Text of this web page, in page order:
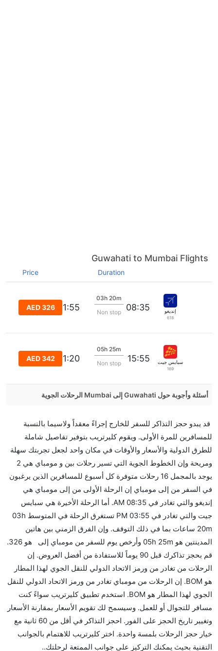
Guwahati to Mumbai Flights
Duration
Price
إنديغو
618
08:35
03h 20m
Non stop
11:55
AED 326
سبايس جيت
169
15:55
05h 25m
Non stop
21:20
AED 342
أسئلة وأجوبة حول Guwahati إلى Mumbai الرحلات الجوية
من إلىمومباي مما تستغرقه الخطوط الجوية الأخرى؟
نعم. توفر كل من IndiGo أسرع رحلات الطيران على هذا
الطريق،
هل توفر شركات الطيران مساحة إضافية للنوم؟
كثير من خطوط طيران درجة رجال الأعمال توفر مساحة
إضافية للنوم.
هل يمكنني حمل طعامي الخاص؟
نعم، يمكنك حمل طعامك الخاص، و لكن يجب أن يكون معبئا
بشكل جيد.
هل سيقدم لي الكحول على متن رحلة من إلى مومباي؟
لا تقدم شركة الطيران الكحول على متن رحلة داخلية. يتم
تقديم الكحول على متن الرحلات الدولية فقط.
ما متوسط أسعار رحلة الدرجة الاقتصادية من إلى مومباي؟
تتراوح أسعار رحلة الدرجة الاقتصادية من AED 326 إلى
AED 13814. إنديغو and سبايس جيت يوفرون تذاكر في
هذا النطاق من الأسعار.
قد يبدو حجز التذاكر للسفر للخارج إجراءً معقداً ولاسيما بالنسبة
للمسافرين للمرة الأولى. ويقوم كليرتريب بتوفير تفاصيل شاملة
للطرق الدولية والأسعار والأوقات في مكان واحد لجعل تجربتك سهلة
ومريحة وإن الخطوط الجوية التي تسير رحلات بين و مومباي هي 2
يوجد بالمجمل 16 رحلات متوفرة كل أسبوع للمسافرين الذين يرغبون
في السفر من إلى مومباي إن الرحلة الأولى من إلى مومباي هي
إنديغو والتي تغادر في 08:35 AM. أما الرحلة الأخيرة هي سبايس
جيت والتي تغادر في 03:55 PM تستغرق الرحلة في المتوسط 03h
20m ساعات بما في ذلك التوقف. وإن الفرق الزمني بين هاتين
المدينتين هو 05h 25m وأرخص يوم للسفر من مومباي إلى هو 326.
قم بحجز تذاكرك قبل 90 يوماً للاستفادة من أفضل العروض. إن
الرحلات من تغادر من ورمز الاتحاد الدولي للنقل الجوي لهذا المطار
هو BOM. إن الرحلات من مومباي تغادر من ورمز الاتحاد الدولي للنقل
الجوي لهذا المطار هو BOM. استخدم تطبيق كليرتريب سواءً كنت
مسافر للتجوال أو للعمل. وسيسمح لك تقويم الأسعار بمقارنة الأسعار
وتغيير تاريخ الحجز على الفور. احجز التذاكر في أقل من 60 ثانية مع
خيار حجز الرحلات بلمسة واحدة. اختر كليرتريب للاهتمام بالجوانب
التقنية بحيث يمكنك التركيز على جوانب الممتعة لرحلتك..